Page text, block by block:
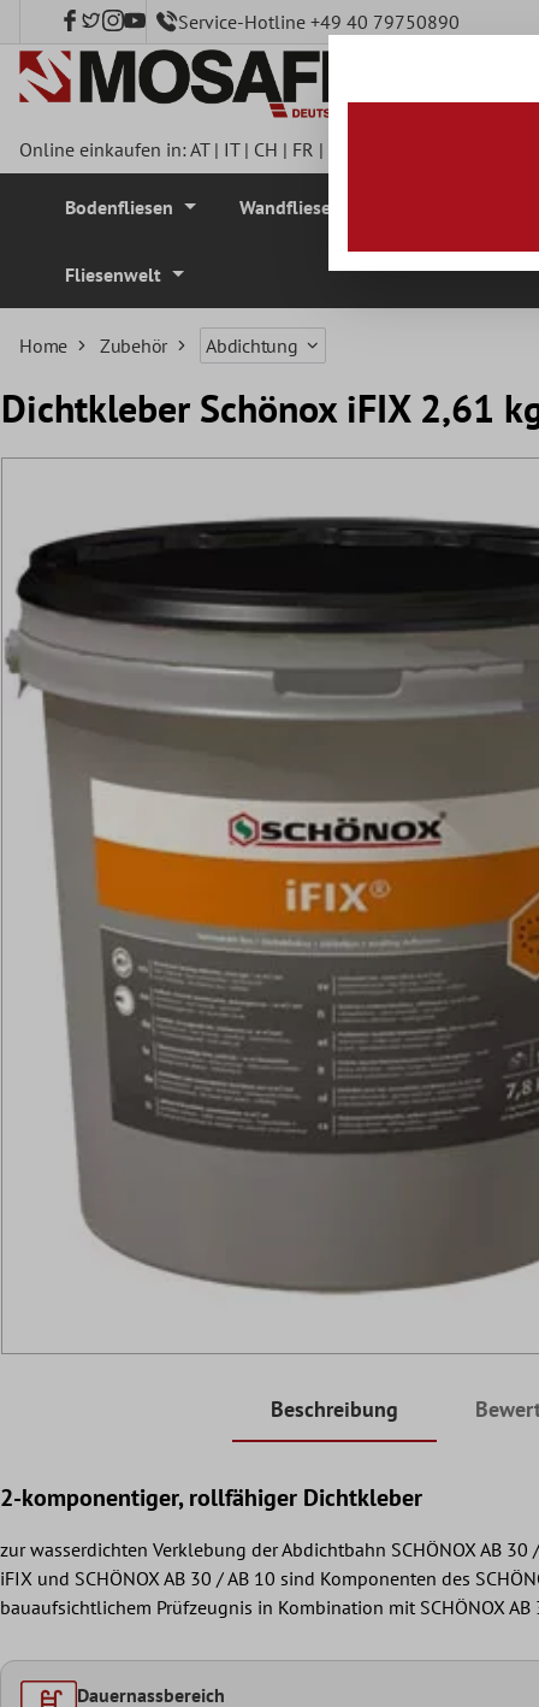
springen Service-Hotline +49 40 79750890
Online einkaufen in:AT| IT| CH | FR |
Bodenfliesen Wandfliesen
Fliesenwelt
Home Zubehör Abdichtung
Dichtkleber Schönox iFIX 2,61
Beschreibung
2-komponentiger, rollfähiger Dichtkleber
zur wasserdichten Verklebung der Abdichtbahn SCHÖNOX AB
iFIX und SCHÖNOX AB 30 / AB 10 sind Komponenten des
bauaufsichtlichem Prüfzeugnis in Kombination mit SCHÖNOX
Dauernassbereich